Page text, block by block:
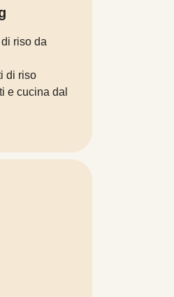
riso da
di riso
e cucina dal